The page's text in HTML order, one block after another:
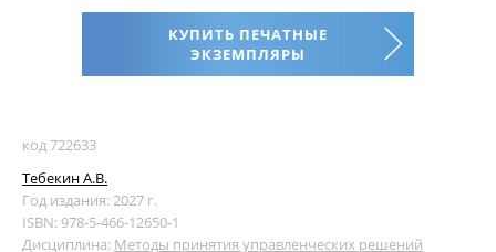
КУПИТЬ ПЕЧАТНЫЕ
ЭКЗЕМПЛЯРЫ
код 722633
Тебекин А.В.
Год издания: 2027 г.
ISBN: 978-5-466-12650-1
Дисциплина: Методы принятия управленческих решений